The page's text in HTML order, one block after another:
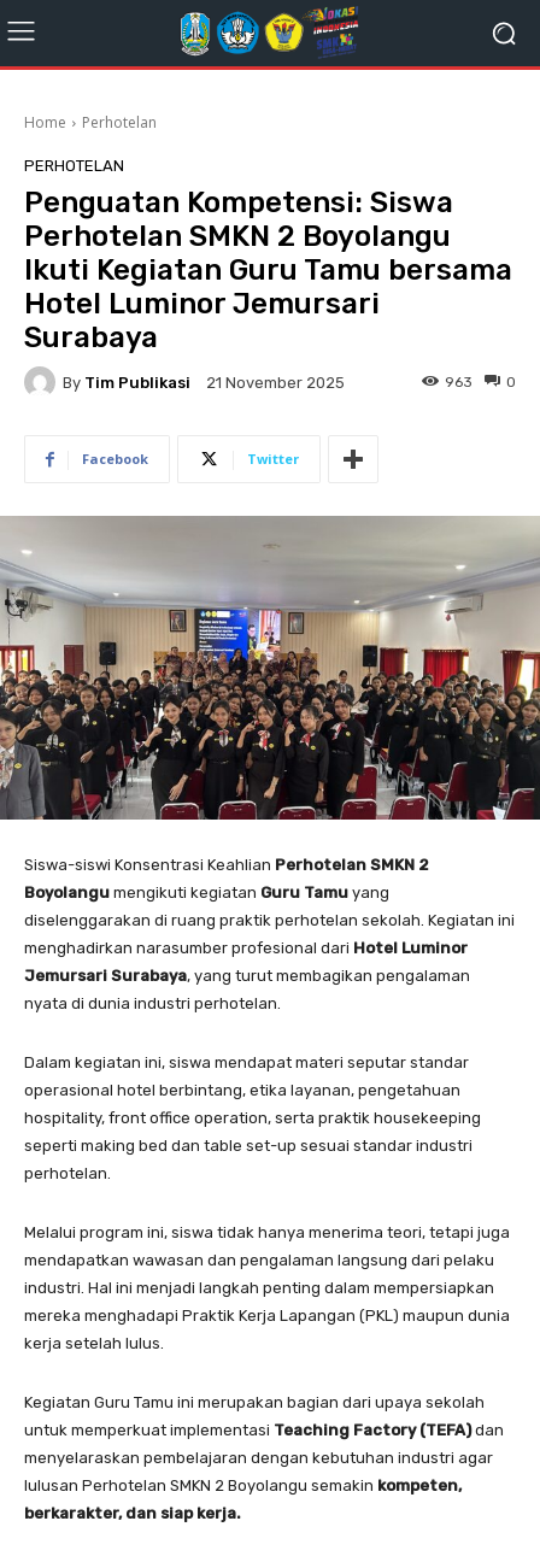
Home Perhotelan
PERHOTELAN
Penguatan Kompetensi: Siswa
Perhotelan SMKN 2 Boyolangu
Ikuti Kegiatan Guru Tamu bersama
Hotel Luminor Jemursari
Surabaya
By Tim Publikasi 21 November 2025 0
963
Facebook Twitter
Siswa-siswi Konsentrasi Keahlian Perhotelan SMKN 2
Boyolangu mengikuti kegiatan Guru Tamu yang
diselenggarakan di ruang praktik perhotelan sekolah. Kegiatan ini
menghadirkan narasumber profesional dari Hotel Luminor
Jemursari Surabaya, yang turut membagikan pengalaman
nyata di dunia industri perhotelan.
Dalam kegiatan ini, siswa mendapat materi seputar standar
operasional hotel berbintang, etika layanan, pengetahuan
hospitality, front office operation, serta praktik housekeeping
seperti making bed dan table set-up sesuai standar industri
perhotelan.
Melalui program ini, siswa tidak hanya menerima teori, tetapi juga
mendapatkan wawasan dan pengalaman langsung dari pelaku
industri. Hal ini menjadi langkah penting dalam mempersiapkan
mereka menghadapi Praktik Kerja Lapangan (PKL) maupun dunia
kerja setelah lulus.
Kegiatan Guru Tamu ini merupakan bagian dari upaya sekolah
untuk memperkuat implementasi Teaching Factory (TEFA)dan
menyelaraskan pembelajaran dengan kebutuhan industri agar
lulusan Perhotelan SMKN 2 Boyolangu semakin kompeten,
berkarakter, dan siap kerja.